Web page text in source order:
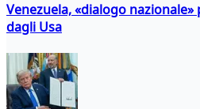
Venezuela, «dialogo
dagli Usa